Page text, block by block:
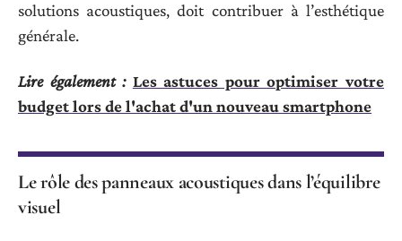
solutions acoustiques, doit contribuer à l’esthétique
générale.
Lire également : Les astuces pour optimiser votre
budget lors de l'achat d'un nouveau smartphone
Le rôle des panneaux acoustiques dans l’équilibre
visuel